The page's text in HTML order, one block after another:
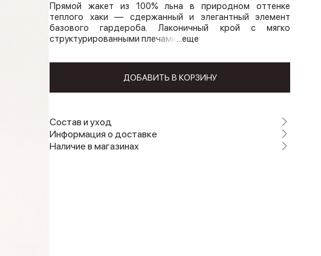
Прямой жакет из 100% льна в природном оттенке
теплого хаки — сдержанный и элегантный элемент
базового гардероба. Лаконичный крой с мягко
структурированными плечами ...еще
ДОБАВИТЬ В КОРЗИНУ
Состав и уход
Информация о доставке
Наличие в магазинах